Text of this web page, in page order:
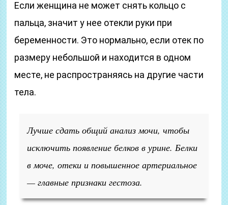
Если женщина не может снять кольцо с
пальца, значит у нее отекли руки при
беременности. Это нормально, если отек по
размеру небольшой и находится в одном
месте, не распространяясь на другие части
тела.
Лучше сдать общий анализ мочи, чтобы
исключить появление белков в урине. Белки
в моче, отеки и повышенное артериальное
— главные признаки гестоза.